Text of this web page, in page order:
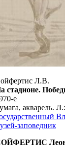
Л.В.
стадионе.
е
акварель.
заповедник